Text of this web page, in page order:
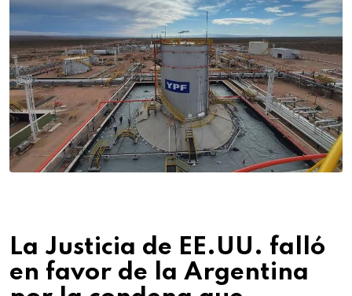
La Justicia de EE.UU. falló
en favor de la Argentina